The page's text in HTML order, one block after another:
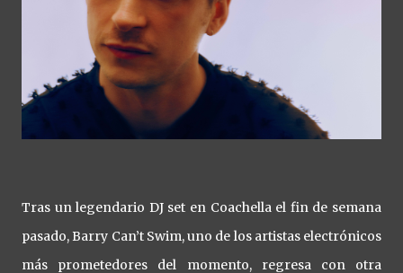
Tras un legendario DJ set en Coachella el fin de semana
pasado, Barry Can’t Swim, uno de los artistas electrónicos
más prometedores del momento, regresa con otra